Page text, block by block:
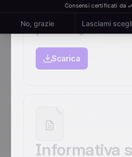
Informativa
privacy
Scarica
Informativa